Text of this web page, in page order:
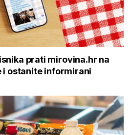
prati mirovina.hr na
i ostanite informirani